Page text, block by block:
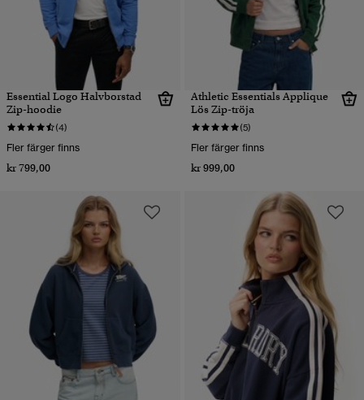
Essential Logo Halvborstad
Zip-hoodie
(4)
Fler färger finns
kr 799,00
Athletic Essentials Applique
Lös Zip-tröja
(5)
Fler färger finns
kr 999,00